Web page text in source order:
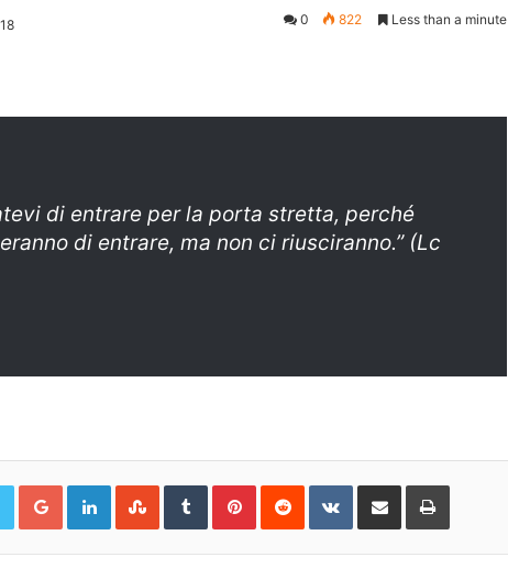
0 822 Less than a minute
di entrare per la porta stretta, perché
di entrare, ma non ci riusciranno.” (Lc
Google+LinkedInStumbleUpon
TumblrPinterestReddit VKontakteShare
Email
Print